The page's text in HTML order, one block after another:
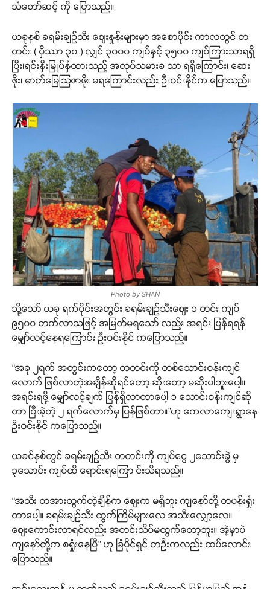
သံတော်ဆင့် ကို ပြောသည်။
ယခုနှစ် ခရမ်းချဉ်သီး ဈေးနှုန်းများမှာ အစောပိုင်း ကာလတွင် တ
တင်း ( ပှိဿာ ၃၀ ) လျှင် ၃၀၀၀ ကျပ်နှင့် ၃၅၀၀ ကျပ်ကြားသာရရှိ
ပြီး၊ရင်းနှီးမြုပ်နှံထားသည့် အလုပ်သမားခ သာ ရရှိကြောင်း၊ ဆေး
ဖိုး၊ ဓာတ်မြေသြဇာဖိုး မရကြောင်းလည်း ဦးဝင်းနိုင်က ပြောသည်။
Photo by SHAN
သို့သော် ယခု ရက်ပိုင်းအတွင်း ခရမ်းချဉ်သီးဈေး ၁ တင်း ကျပ်
၉၅၀၀ တက်လာသဖြင့် အမြတ်မရသော် လည်း အရင်း ပြန်ရရန်
မျှော်လင့်နေရကြောင်း ဦးဝင်းနိုင် ကပြောသည်။
“အခု ၂ရက် အတွင်းကတော့ တတင်းကို တစ်သောင်းဝန်းကျင်
လောက် ဖြစ်လာတဲ့အချိန်ဆိုရင်တော့ ဆိုးတော့ မဆိုးပါဘူးပေါ့။
အရင်းရဖို့ မျှော်လင့်ချက် ပြန်ရှိလာတာပေါ့ ၁ သောင်းဝန်းကျင်ဆို
တာ ပြီးခဲ့တဲ့ ၂ ရက်လောက်မှ ပြန်ဖြစ်တာ။”ဟု ကေလာကျေးရွာနေ
ဦးဝင်းနိုင် ကပြောသည်။
ယခင်နှစ်တွင် ခရမ်းချဉ်သီး တတင်းကို ကျပ်ငွေ ၂သောင်းခွဲ မှ
၃သောင်း ကျပ်ထိ ရောင်းရကြော င်းသိရသည်။
“အသီး တအားထွက်တဲ့ချိန်က ဈေးက မရှိဘူး ကျနော်တို့ တပန်းရှုံး
တာပေါ့။ ခရမ်းချဉ်သီး ထွက်ကြိမ်များလေ အသီးလျှော့လေ။
ဈေးကောင်းလာရင်လည်း အတင်းသိပ်မထွက်တော့ဘူး။ အဲ့မှာပဲ
ကျနော်တို့က စရှုံးနေပြီ” ဟု ခြံပိုင်ရှင် တဦးကလည်း ထပ်လောင်း
ပြောသည်။